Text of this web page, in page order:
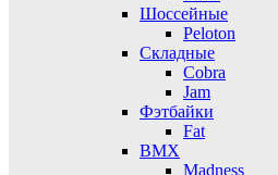
Шоссейные
Peloton
Складные
Cobra
Jam
Фэтбайки
Fat
BMX
Madness